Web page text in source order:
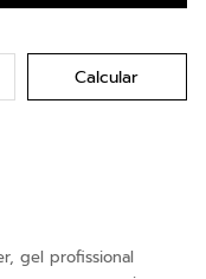
gel profissional